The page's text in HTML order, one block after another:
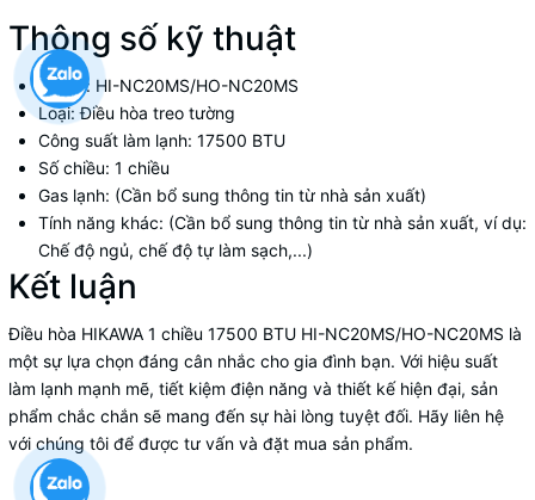
Thông số kỹ thuật
Model: HI-NC20MS/HO-NC20MS
Loại: Điều hòa treo tường
Công suất làm lạnh: 17500 BTU
Số chiều: 1 chiều
Gas lạnh: (Cần bổ sung thông tin từ nhà sản xuất)
Tính năng khác: (Cần bổ sung thông tin từ nhà sản xuất, ví dụ:
Chế độ ngủ, chế độ tự làm sạch,...)
Kết luận
Điều hòa HIKAWA 1 chiều 17500 BTU HI-NC20MS/HO-NC20MS là
một sự lựa chọn đáng cân nhắc cho gia đình bạn. Với hiệu suất
làm lạnh mạnh mẽ, tiết kiệm điện năng và thiết kế hiện đại, sản
phẩm chắc chắn sẽ mang đến sự hài lòng tuyệt đối. Hãy liên hệ
với chúng tôi để được tư vấn và đặt mua sản phẩm.